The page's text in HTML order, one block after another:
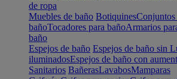
de ropa
Muebles de baño BotiquinesConjuntos
bañoTocadores para bañoArmarios
baño
Espejos de baño Espejos de baño sin
iluminadosEspejos de baño con
Sanitarios BañerasLavabosMamparas